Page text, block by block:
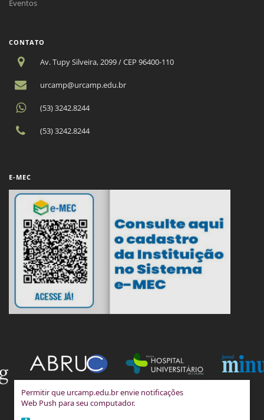
Permitir que urcamp.edu.br envie notificações
Web Push para seu computador.
Eventos
CONTATO
Av. Tupy Silveira, 2099 / CEP 96400-110
urcamp@urcamp.edu.br
(53) 3242.8244
(53) 3242.8244
E-MEC